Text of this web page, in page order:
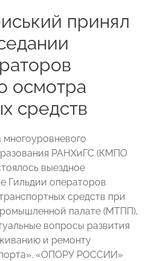
принял
осмотра
средств
РАНХиГС (КМПО
выездное
Гильдии операторов
средств при
палате (МТПП),
вопросы развития
и ремонту
«ОПОРУ РОССИИ»